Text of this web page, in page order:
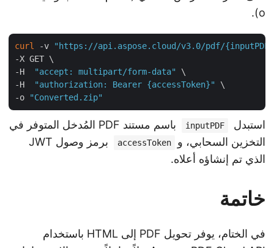
curl -v "https://api.aspose.cloud/v3.0/pdf/{inputPDF}/
-X GET \
-H "accept: multipart/form-data" \
-H "authorization: Bearer {accessToken}" \
-o "Converted.zip"
استبدل inputPDF
باسم مستند PDF المُدخل المتوفر في
التخزين السحابي، و
accessToken
برمز وصول JWT
الذي تم إنشاؤه أعلاه.
خاتمة
في الختام، يوفر تحويل PDF إلى HTML باستخدام